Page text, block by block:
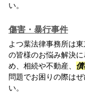
い。
傷害・暴行事件
よつ葉法律事務所は
の皆様のお悩み解決
め、相続や不動産、
問題でお困りの際は
い。